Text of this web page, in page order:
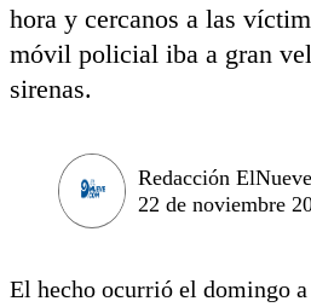
hora y cercanos a las
móvil policial iba a gran
sirenas.
Redacción
22 de noviembre
El hecho ocurrió el domingo